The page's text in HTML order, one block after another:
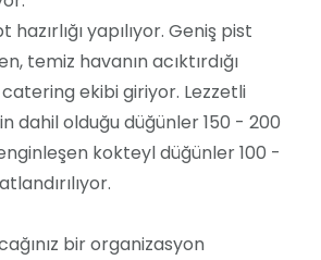
yapılıyor. Geniş pist
temiz havanın acıktırdığı
ekibi giriyor. Lezzetli
dahil olduğu düğünler 150 - 200
kokteyl düğünler 100 -
bir organizasyon